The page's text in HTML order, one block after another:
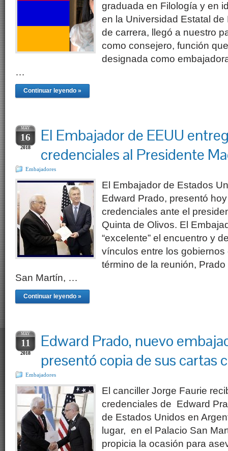
graduada en Filología y en
en la Universidad Estatal
de carrera, llegó a nuestro
como consejero, función
designada como
…
Continuar leyendo »
MAY
16
2018
El Embajador de EEUU
credenciales al Presidente
Embajadores
El Embajador de Estados
Edward Prado, presentó
credenciales ante el
Quinta de Olivos. El
“excelente” el encuentro y
vínculos entre los
término de la reunión,
San Martín, …
Continuar leyendo »
MAY
11
2018
Edward Prado, nuevo
presentó copia de sus cartas
Embajadores
El canciller Jorge Faurie
credenciales de Edward
de Estados Unidos en
lugar, en el Palacio San
propicia la ocasión para